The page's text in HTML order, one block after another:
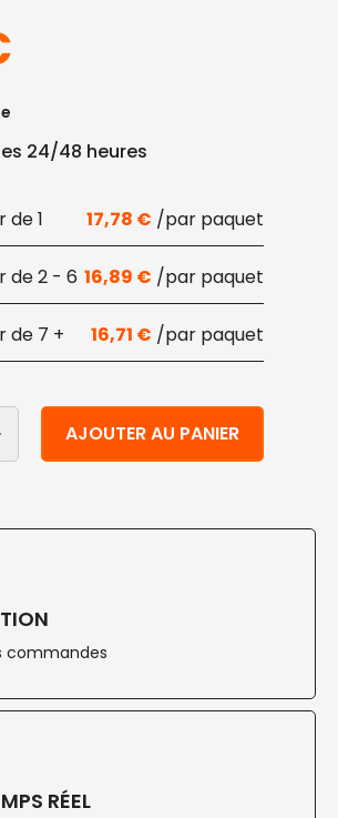
24/48 heures
1 17,78 €
2 - 6 16,89 €
7 + 16,71 €
en bois biodégradables
AJOUTER AU PANIER
commandes
RÉEL